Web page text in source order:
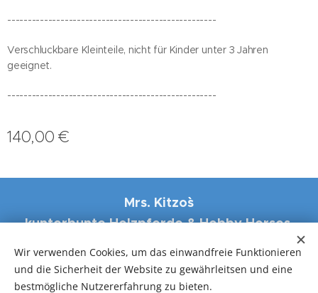
---------------------------------------------------
Verschluckbare Kleinteile, nicht für Kinder unter 3 Jahren
geeignet.
---------------------------------------------------
140,00 €
Mrs. Kitzo``s
kunterbunte Holzpferde & Hobby Horses,
Cookies
Wir verwenden Cookies, um das einwandfreie Funktionieren
und die Sicherheit der Website zu gewährleitsen und eine
bestmögliche Nutzererfahrung zu bieten.